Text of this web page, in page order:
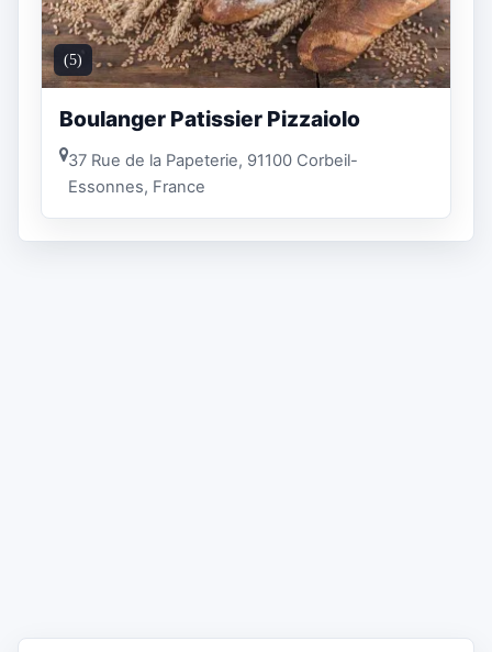
(5)
Boulanger Patissier Pizzaiolo
37 Rue de la Papeterie, 91100 Corbeil-
Essonnes, France